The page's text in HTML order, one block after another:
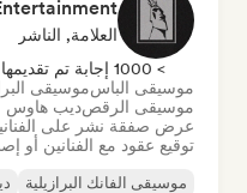
العلامة, الناشر
> 1000 إجابة تم تقديمها
موسيقى الباسموسيقى
موسيقى الرقصديب هاوس
عرض صفقة نشر على
توقيع عقود مع الفنانين أو
موسيقى الفانك البرازيلية